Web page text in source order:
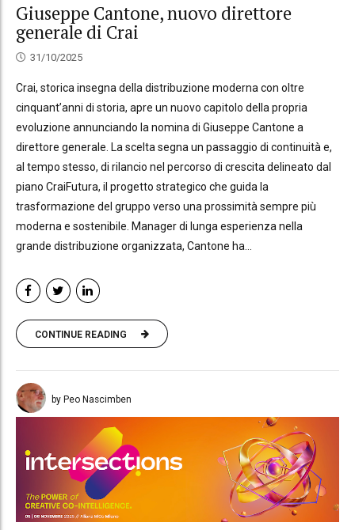
Giuseppe Cantone, nuovo direttore
generale di Crai
31/10/2025
Crai, storica insegna della distribuzione moderna con oltre
cinquant’anni di storia, apre un nuovo capitolo della propria
evoluzione annunciando la nomina di Giuseppe Cantone a
direttore generale. La scelta segna un passaggio di continuità e,
al tempo stesso, di rilancio nel percorso di crescita delineato dal
piano CraiFutura, il progetto strategico che guida la
trasformazione del gruppo verso una prossimità sempre più
moderna e sostenibile. Manager di lunga esperienza nella
grande distribuzione organizzata, Cantone ha...
CONTINUE READING
by Peo Nascimben